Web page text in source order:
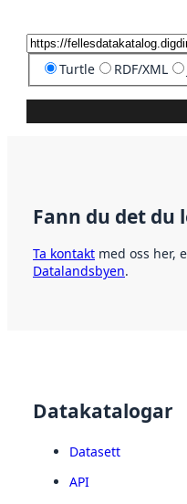
Turtle RDF/XML
Fann du det du
Ta kontakt med oss her,
Datalandsbyen.
Datakatalogar
Datasett
API